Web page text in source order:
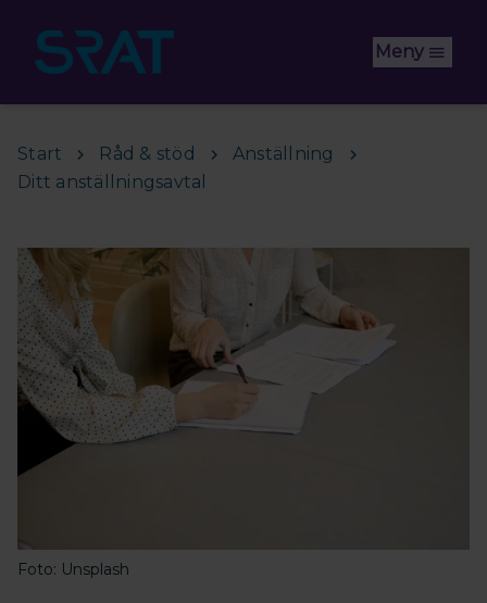
Meny
Start Råd & stöd
Anställning
Ditt anställningsavtal
Foto: Unsplash